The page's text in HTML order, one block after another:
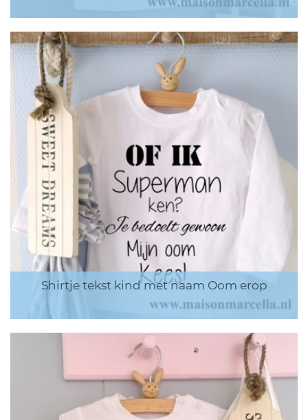
Shirtje tekst kind met naam Oom erop